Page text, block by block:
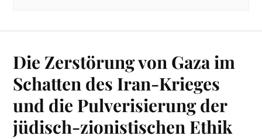
Die Zerstörung von Gaza im
Schatten des Iran-Krieges
und die Pulverisierung der
jüdisch-zionistischen Ethik